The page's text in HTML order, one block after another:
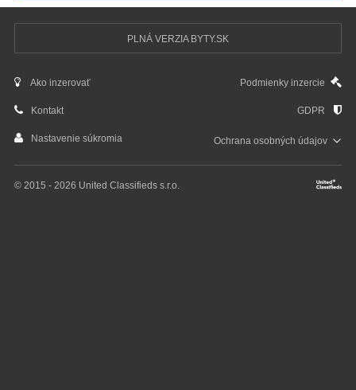
PLNÁ VERZIA BYTY.SK
Ako inzerovať Podmienky inzercie
Kontakt GDPR
Nastavenie súkromia Ochrana osobnýchúdajov
© 2015 - 2026 United Classifieds s.r.o.